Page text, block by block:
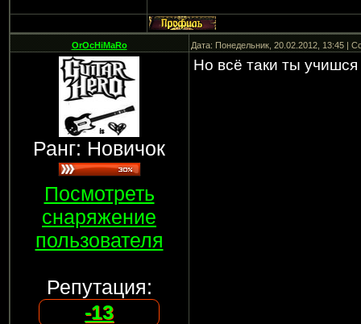
OrOcHiMaRo Дата: Понедельник, 20.02.2012, 13:45 |
Ранг: Новичок
Посмотреть
снаряжение
пользователя
Репутация:
-13
Но всё таки ты учишся